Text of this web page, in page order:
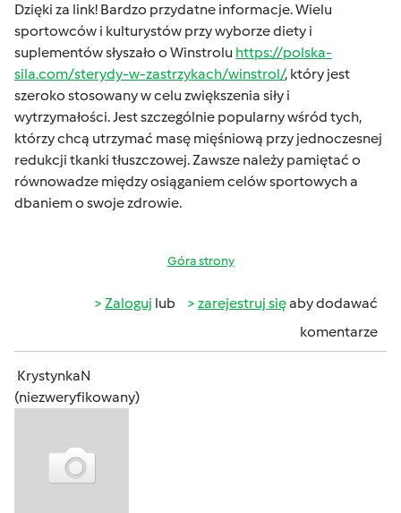
Dzięki za link! Bardzo przydatne informacje. Wielu
sportowców i kulturystów przy wyborze diety i
suplementów słyszało o Winstrolu https://polska-
sila.com/sterydy-w-zastrzykach/winstrol/, który jest
szeroko stosowany w celu zwiększenia siły i
wytrzymałości. Jest szczególnie popularny wśród tych,
którzy chcą utrzymać masę mięśniową przy jednoczesnej
redukcji tkanki tłuszczowej. Zawsze należy pamiętać o
równowadze między osiąganiem celów sportowych a
dbaniem o swoje zdrowie.
Góra strony
Zaloguj lub zarejestruj sięaby dodawać
komentarze
KrystynkaN
(niezweryfikowany)